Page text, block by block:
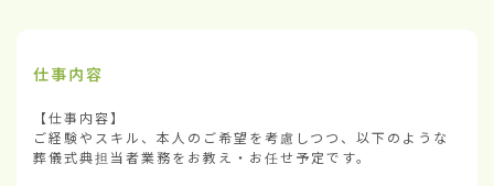
仕事内容
【仕事内容】
ご経験やスキル、本人のご希望を考慮しつつ、以下のような
葬儀式典担当者業務をお教え・お任せ予定です。